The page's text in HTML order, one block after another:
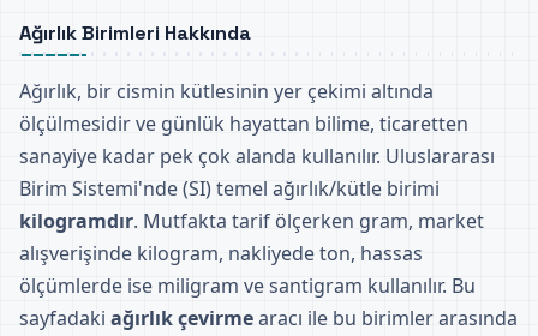
Ağırlık Birimleri Hakkında
Ağırlık, bir cismin kütlesinin yer çekimi altında
ölçülmesidir ve günlük hayattan bilime, ticaretten
sanayiye kadar pek çok alanda kullanılır. Uluslararası
Birim Sistemi'nde (SI) temel ağırlık/kütle birimi
kilogramdır. Mutfakta tarif ölçerken gram, market
alışverişinde kilogram, nakliyede ton, hassas
ölçümlerde ise miligram ve santigram kullanılır. Bu
sayfadaki ağırlık çevirmearacı ile bu birimler arasında